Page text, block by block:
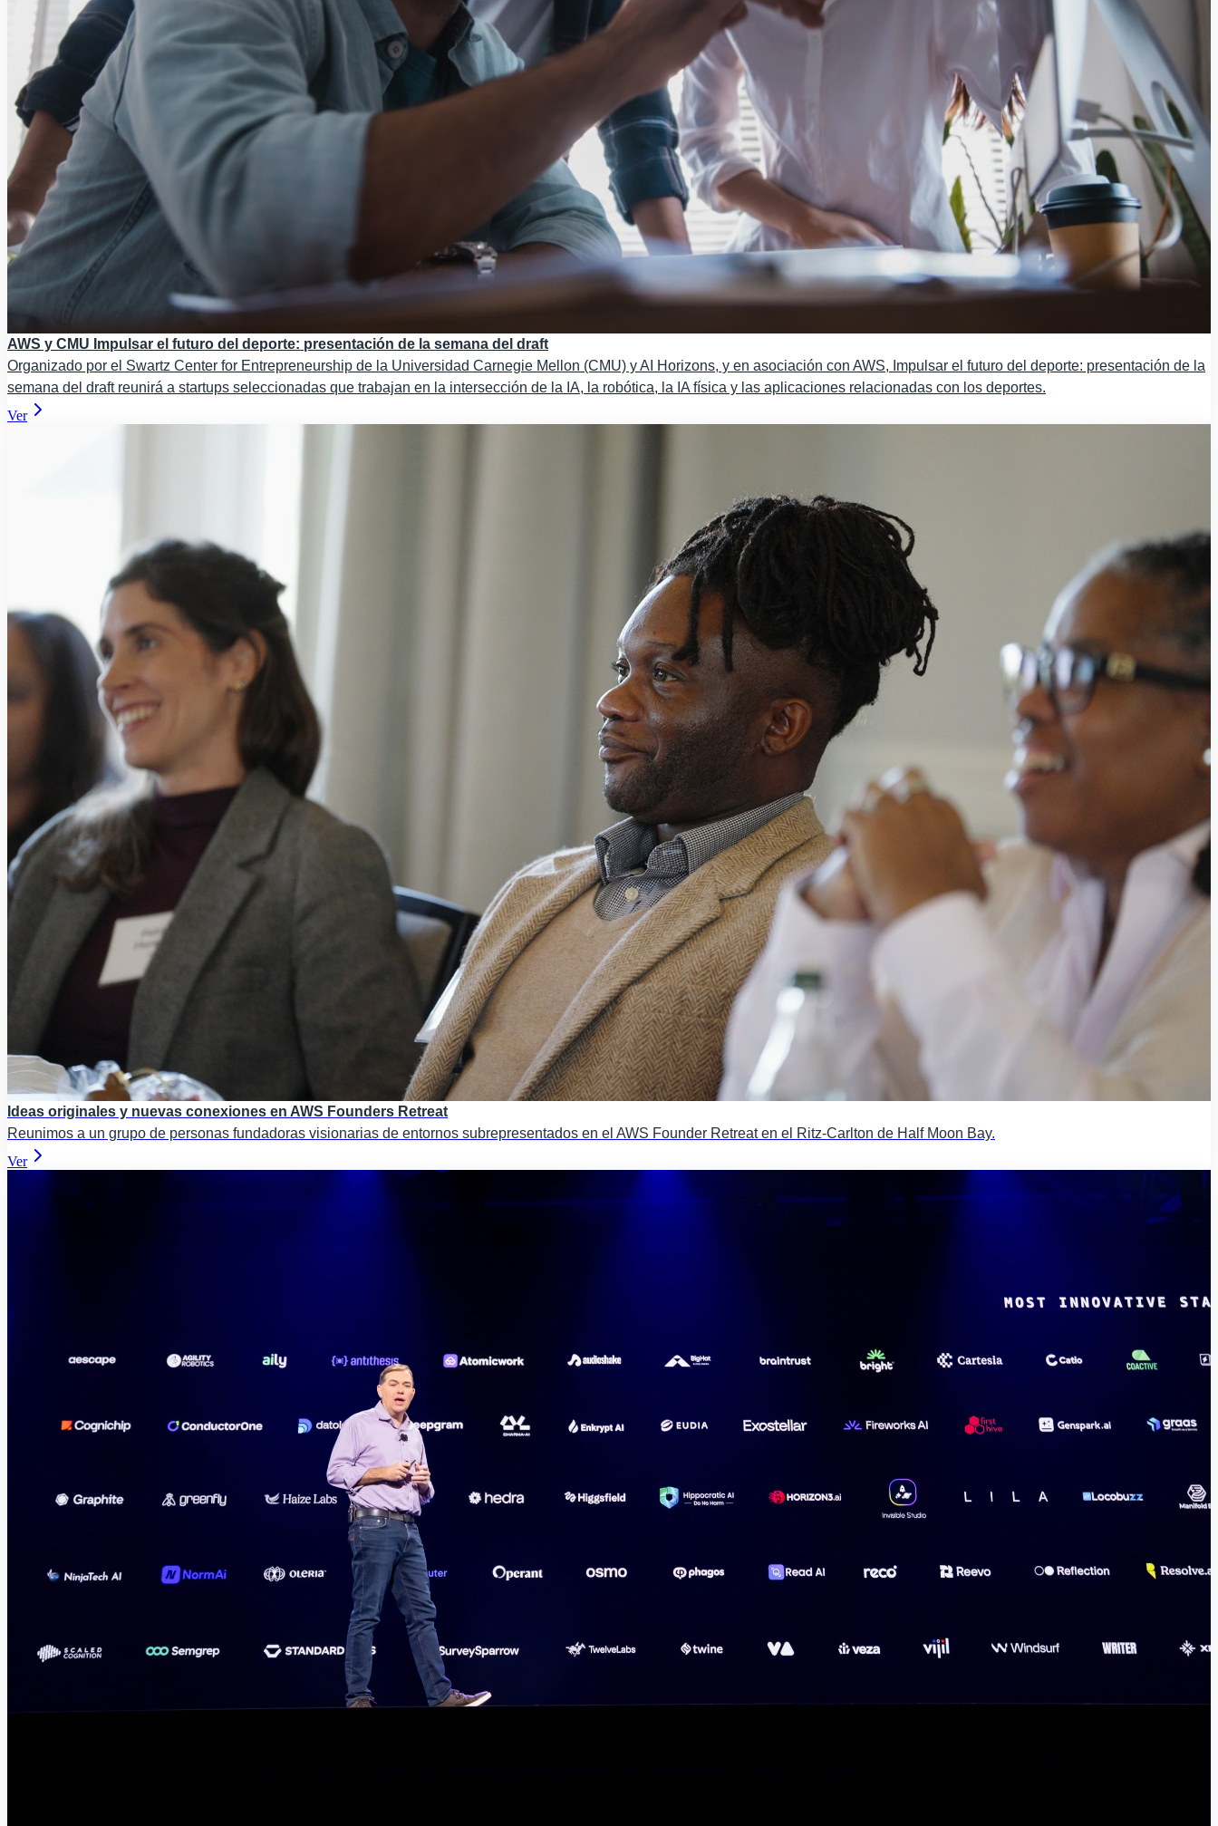
AWS y CMU Impulsar el futuro del deporte: presentación de la semana del draft
Organizado por el Swartz Center for Entrepreneurship de la Universidad Carnegie Mellon (CMU) y AI Horizons, y en asociación con AWS, Impulsar el futuro del deporte: presentación de la
semana del draft reunirá a startups seleccionadas que trabajan en la intersección de la IA, la robótica, la IA física y las aplicaciones relacionadas con los deportes.
Ver
Ideas originales y nuevas conexiones en AWS Founders Retreat
Reunimos a un grupo de personas fundadoras visionarias de entornos subrepresentados en el AWS Founder Retreat en el Ritz-Carlton de Half Moon Bay.
Ver